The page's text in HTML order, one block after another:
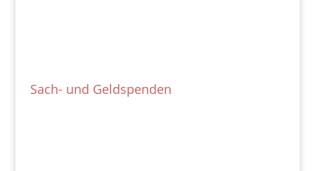
Sach- und Geldspenden